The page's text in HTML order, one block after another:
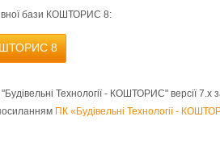
бази КОШТОРИС 8:
8
Технології - КОШТОРИС" версії 7.х
ПК «Будівельні Технології -